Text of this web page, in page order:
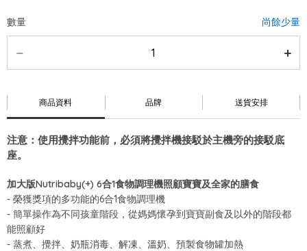
數量 尚餘少量
商品資料 品牌 送貨安排
注意：使用攪拌功能前，必須將攪拌機接駁於主機旁的接駁底
座。
加大版Nutribaby(+) 6合1食物調理機照顧寶寶及全家的膳食
- 榮獲獎項的多功能的6合1食物調理機
- 簡單操作為不同孩童階段，從媽媽懷孕到寶寶副食及以外的階段都
能照顧好
- 蒸煮、攪拌、奶瓶消毒、解凍、溫奶、預製食物罐加熱